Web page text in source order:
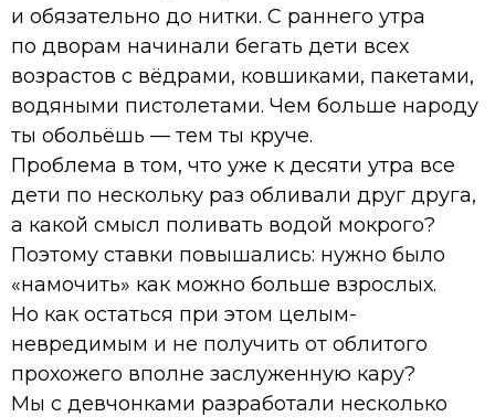
и обязательно до нитки. С раннего утра
по дворам начинали бегать дети всех
возрастов с вёдрами, ковшиками, пакетами,
водяными пистолетами. Чем больше народу
ты обольёшь — тем ты круче.
Проблема в том, что уже к десяти утра все
дети по нескольку раз обливали друг друга,
а какой смысл поливать водой мокрого?
Поэтому ставки повышались: нужно было
«намочить» как можно больше взрослых.
Но как остаться при этом целым-
невредимым и не получить от облитого
прохожего вполне заслуженную кару?
Мы с девчонками разработали несколько